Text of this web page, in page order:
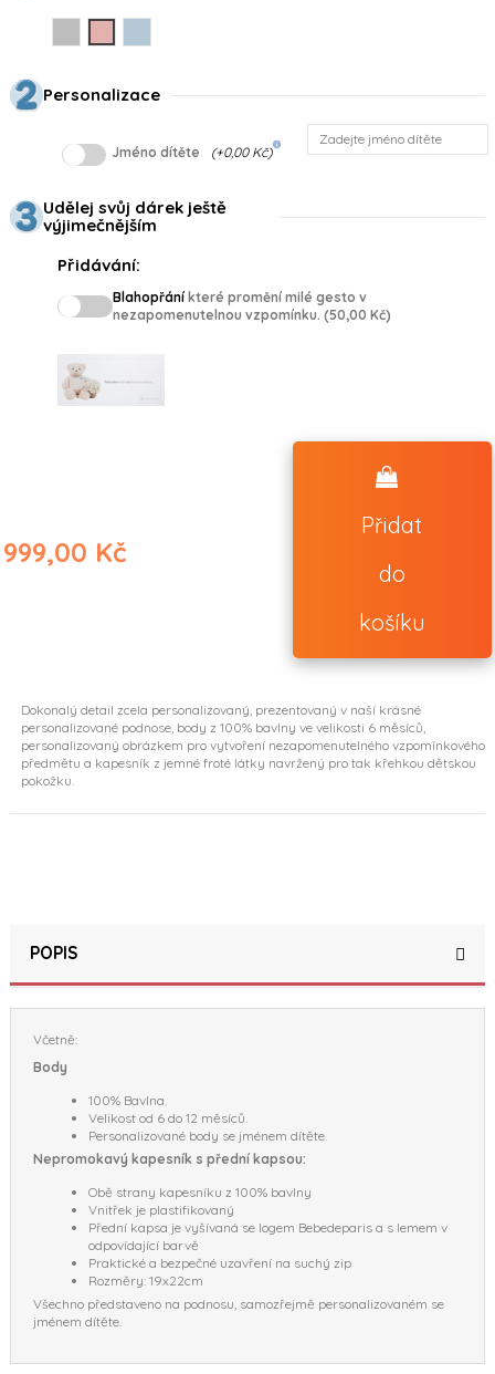
Personalizace
Jméno dítěte (+0,00 Kč)info
Udělej svůj dárek ještě
výjimečnějším
Přidávání:
Blahopřání které promění milé gesto v
nezapomenutelnou vzpomínku. (50,00 Kč)
999,00 Kč
Přidat
do
košíku
Dokonalý detail zcela personalizovaný, prezentovaný v naší krásné
personalizované podnose, body z 100% bavlny ve velikosti 6 měsíců,
personalizovaný obrázkem pro vytvoření nezapomenutelného vzpomínkového
předmětu a kapesník z jemné froté látky navržený pro tak křehkou dětskou
pokožku.
POPIS
Včetně:
Body
100% Bavlna.
Velikost od 6 do 12 měsíců.
Personalizované body se jménem dítěte.
Nepromokavý kapesník s přední kapsou:
Obě strany kapesníku z 100% bavlny
Vnitřek je plastifikovaný
Přední kapsa je vyšívaná se logem Bebedeparis a s lemem v
odpovídající barvě
Praktické a bezpečné uzavření na suchý zip
Rozměry: 19x22cm
Všechno představeno na podnosu, samozřejmě personalizovaném se
jménem dítěte.